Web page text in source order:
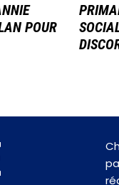
POUR